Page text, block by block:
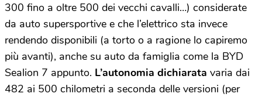
300 fino a oltre 500 dei vecchi cavalli…) considerate
da auto supersportive e che l’elettrico sta invece
rendendo disponibili (a torto o a ragione lo capiremo
più avanti), anche su auto da famiglia come la BYD
Sealion 7 appunto. L’autonomia dichiarata varia dai
482 ai 500 chilometri a seconda delle versioni (per